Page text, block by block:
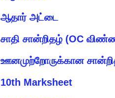
ஆதார் அட்டை
சாதி சான்றிதழ் (OC
ஊனமுற்றோருக்கான
10th Marksheet